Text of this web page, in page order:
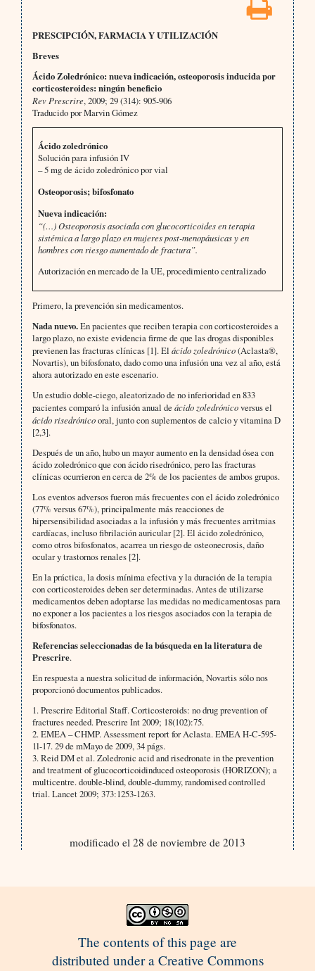
PRESCIPCIÓN, FARMACIA Y UTILIZACIÓN
Breves
Ácido Zoledrónico: nueva indicación, osteoporosis inducida por
corticosteroides: ningún beneficio
Rev Prescrire, 2009; 29 (314): 905-906
Traducido por Marvin Gómez
Ácido zoledrónico
Solución para infusión IV
– 5 mg de ácido zoledrónico por vial
Osteoporosis; bifosfonato
Nueva indicación:
“(…) Osteoporosis asociada con glucocorticoides en terapia
sistémica a largo plazo en mujeres post-menopáusicas y en
hombres con riesgo aumentado de fractura”.
Autorización en mercado de la UE, procedimiento centralizado
Primero, la prevención sin medicamentos.
Nada nuevo.En pacientes que reciben terapia con corticosteroides a
largo plazo, no existe evidencia firme de que las drogas disponibles
previenen las fracturas clínicas [1]. El ácido zoledrónico(Aclasta®,
Novartis), un bifosfonato, dado como una infusión una vez al año, está
ahora autorizado en este escenario.
Un estudio doble-ciego, aleatorizado de no inferioridad en 833
pacientes comparó la infusión anual de ácido zoledrónicoversus el
ácido risedrónicooral, junto con suplementos de calcio y vitamina D
[2,3].
Después de un año, hubo un mayor aumento en la densidad ósea con
ácido zoledrónico que con ácido risedrónico, pero las fracturas
clínicas ocurrieron en cerca de 2% de los pacientes de ambos grupos.
Los eventos adversos fueron más frecuentes con el ácido zoledrónico
(77% versus 67%), principalmente más reacciones de
hipersensibilidad asociadas a la infusión y más frecuentes arritmias
cardíacas, incluso fibrilación auricular [2]. El ácido zoledrónico,
como otros bifosfonatos, acarrea un riesgo de osteonecrosis, daño
ocular y trastornos renales [2].
En la práctica, la dosis mínima efectiva y la duración de la terapia
con corticosteroides deben ser determinadas. Antes de utilizarse
medicamentos deben adoptarse las medidas no medicamentosas para
no exponer a los pacientes a los riesgos asociados con la terapia de
bifosfonatos.
Referencias seleccionadas de la búsqueda en la literatura de
Prescrire.
En respuesta a nuestra solicitud de información, Novartis sólo nos
proporcionó documentos publicados.
1. Prescrire Editorial Staff. Corticosteroids: no drug prevention of
fractures needed. Prescrire Int 2009; 18(102):75.
2. EMEA – CHMP. Assessment report for Aclasta. EMEA H-C-595-
1l-17. 29 de mMayo de 2009, 34 págs.
3. Reid DM et al. Zoledronic acid and risedronate in the prevention
and treatment of glucocorticoidinduced osteoporosis (HORIZON); a
multicentre. double-blind, double-dummy, randomised controlled
trial. Lancet 2009; 373:1253-1263.
modificado el 28 de noviembre de 2013
The contents of this page are
distributed under a Creative Commons